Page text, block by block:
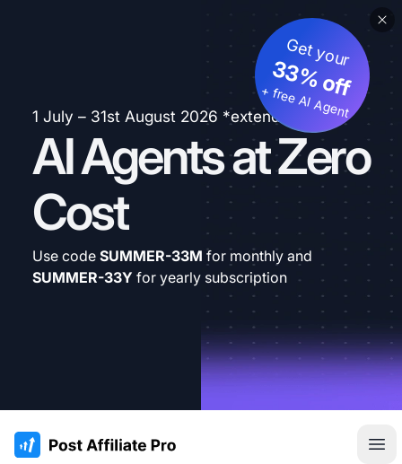
1 July – 31st August 2026 *extended
AI Agents at Zero
Cost
Get your
33% off
+ free AI Agent
Use code SUMMER-33M for monthly and
SUMMER-33Y for yearly subscription
:site.title